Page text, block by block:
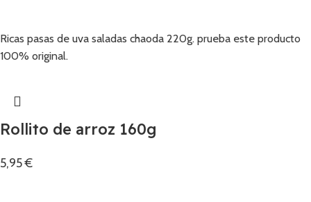
Ricas pasas de uva saladas chaoda 220g. prueba este producto
100% original.
Rollito de arroz 160g
5,95€